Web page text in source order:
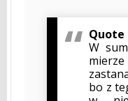
Quote
W
bo z